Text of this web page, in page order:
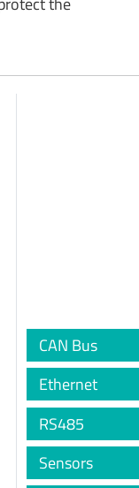
CAN Bus
Ethernet
RS485
Sensors